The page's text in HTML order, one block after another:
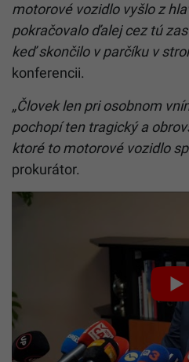
motorové vozidlo vyšlo z
pokračovalo ďalej cez tú
keď skončilo v parčíku v
konferencii.
„Človek len pri osobnom
pochopí ten tragický a
ktoré to motorové vozidlo
prokurátor.